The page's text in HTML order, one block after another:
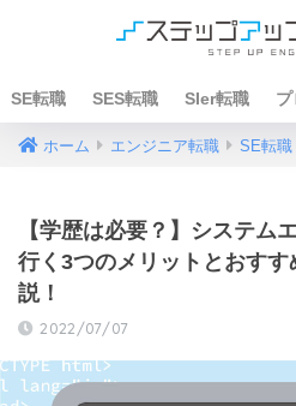
SE転職 SES転職 SIer転職
ホーム エンジニア転職 SE転職
【学歴は必要？】システム
行く3つのメリットとおす
説！
2022/07/07